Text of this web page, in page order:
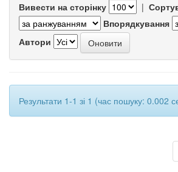
Вивести на сторінку |
Впорядкування
Автори
Результати 1-1 зі 1 (час пошуку: 0.002